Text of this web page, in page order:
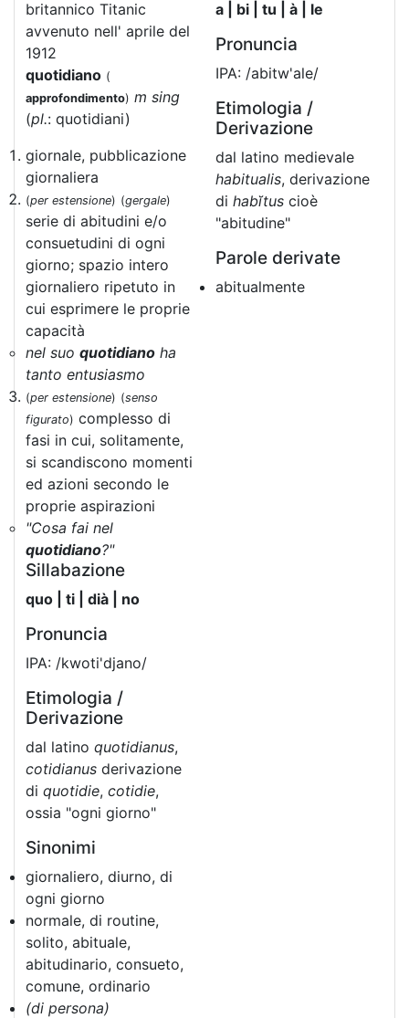
britannico Titanic
avvenuto nell' aprile del
1912
quotidiano (
approfondimento) m sing
(pl.: quotidiani)
giornale, pubblicazione
giornaliera
(per estensione) (gergale)
serie di abitudini e/o
consuetudini di ogni
giorno; spazio intero
giornaliero ripetuto in
cui esprimere le proprie
capacità
nel suo quotidiano ha
tanto entusiasmo
(per estensione) (senso
figurato) complesso di
fasi in cui, solitamente,
si scandiscono momenti
ed azioni secondo le
proprie aspirazioni
"Cosa fai nel
quotidiano?"
Sillabazione
quo | ti | dià | no
Pronuncia
IPA: /kwoti'djano/
Etimologia /
Derivazione
dal latino quotidianus,
cotidianus derivazione
di quotidie, cotidie,
ossia "ogni giorno"
Sinonimi
giornaliero, diurno, di
ogni giorno
normale, di routine,
solito, abituale,
abitudinario, consueto,
comune, ordinario
(di persona)
a | bi | tu | à | le
Pronuncia
IPA: /abitw'ale/
Etimologia /
Derivazione
dal latino medievale
habitualis, derivazione
di habĭtus cioè
"abitudine"
Parole derivate
abitualmente